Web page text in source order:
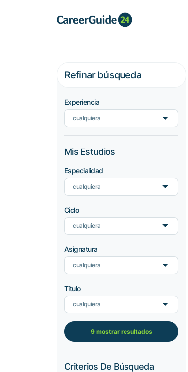
Refinar búsqueda
Experiencia
cualquiera
Mis Estudios
Especialidad
cualquiera
Ciclo
cualquiera
Asignatura
cualquiera
Título
cualquiera
9 mostrar resultados
Criterios De Búsqueda